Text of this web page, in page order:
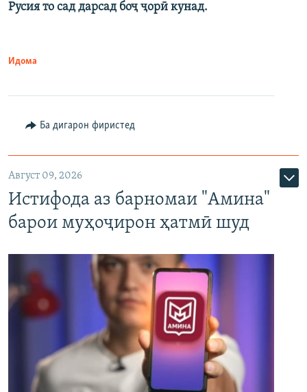
Русия то сад дарсад боҷ ҷорӣ кунад.
Идома
Ба дигарон фиристед
Август 09, 2026
Истифода аз барномаи "Амина"
барои муҳоҷирон ҳатмӣ шуд